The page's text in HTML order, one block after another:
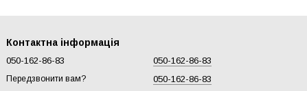
Контактна інформація
050-162-86-83
Передзвонити вам?
050-162-86-83
050-162-86-83